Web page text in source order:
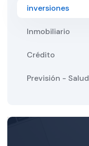
inversiones
Inmobiliario
Crédito
Previsión - Salud